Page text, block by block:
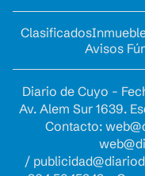
Clasificados
Avisos
Diario de Cuyo -
Av. Alem Sur 1639.
Contacto:
/